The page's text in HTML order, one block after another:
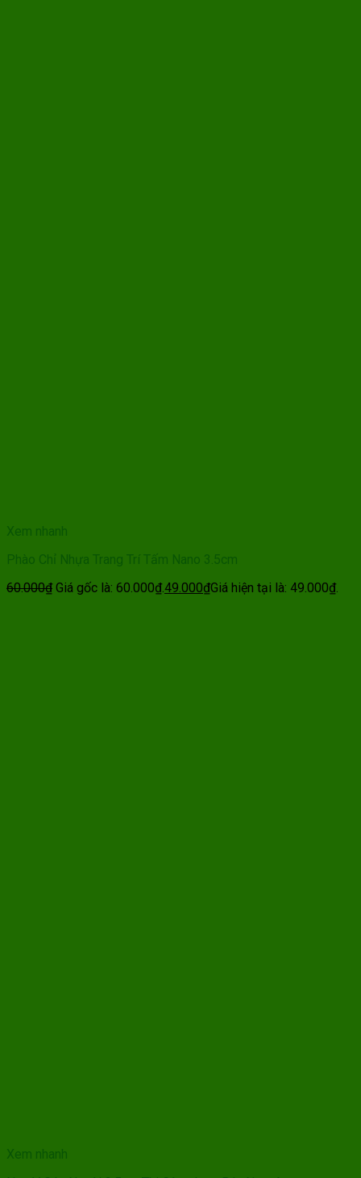
Xem nhanh
Phào Chỉ Nhựa Trang Trí Tấm Nano 3.5cm
60.000₫ Giá gốc là: 60.000₫.49.000₫Giá hiện tại là: 49.000₫.
Xem nhanh